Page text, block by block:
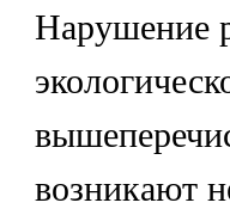
Нарушение
возникают